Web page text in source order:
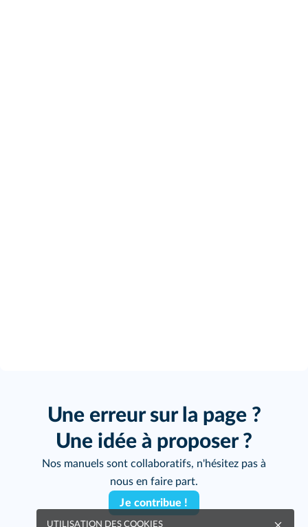
Une erreur sur la page ?
Une idée à proposer ?
Nos manuels sont collaboratifs, n'hésitez pas à
nous en faire part.
Je contribue !
UTILISATION DES COOKIES